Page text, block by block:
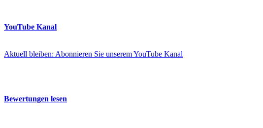
YouTube Kanal
Aktuell bleiben: Abonnieren Sie unserem YouTube Kanal
Bewertungen lesen